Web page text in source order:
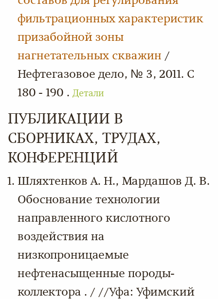
фильтрационных характеристик
призабойной зоны
нагнетательных скважин /
Нефтегазовое дело, № 3, 2011. С
180 - 190 . Детали
ПУБЛИКАЦИИ В
СБОРНИКАХ, ТРУДАХ,
КОНФЕРЕНЦИЙ
Шляхтенков А. Н., Мардашов Д. В.
Обоснование технологии
направленного кислотного
воздействия на
низкопроницаемые
нефтенасыщенные породы-
коллектора . / //Уфа: Уфимский